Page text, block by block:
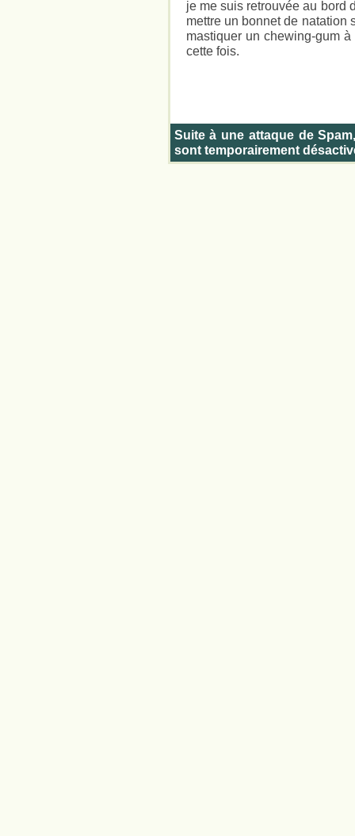
je me suis retrouvée au bord
mettre un bonnet de natation
mastiquer un chewing-gum
cette fois.
Suite à une attaque de
sont temporairement